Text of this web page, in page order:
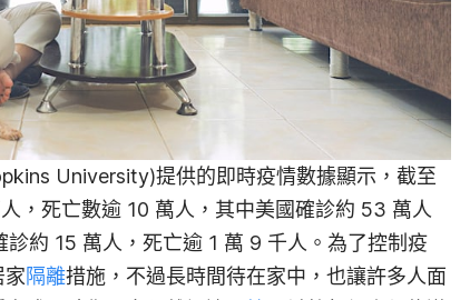
University)提供的即時疫情數據顯示，截至
，死亡數逾 10 萬人，其中美國確診約 53 萬人
診約 15 萬人，死亡逾 1 萬 9 千人。為了控制疫
家隔離措施，不過長時間待在家中，也讓許多人面